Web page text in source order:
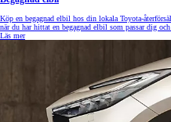
Köp en begagnad elbil hos din lokala Toyota-
när du har hittat en begagnad elbil som passar dig
Läs mer